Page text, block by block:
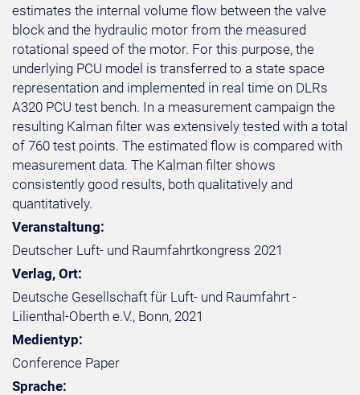
estimates the internal volume flow between the valve
block and the hydraulic motor from the measured
rotational speed of the motor. For this purpose, the
underlying PCU model is transferred to a state space
representation and implemented in real time on DLRs
A320 PCU test bench. In a measurement campaign the
resulting Kalman filter was extensively tested with a total
of 760 test points. The estimated flow is compared with
measurement data. The Kalman filter shows
consistently good results, both qualitatively and
quantitatively.
Veranstaltung:
Deutscher Luft- und Raumfahrtkongress 2021
Verlag, Ort:
Deutsche Gesellschaft für Luft- und Raumfahrt -
Lilienthal-Oberth e.V., Bonn, 2021
Medientyp:
Conference Paper
Sprache: